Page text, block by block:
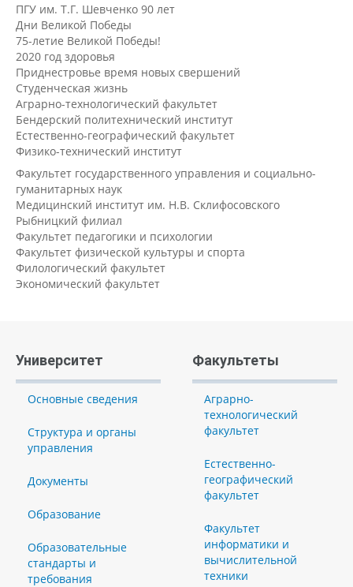
ПГУ им. Т.Г. Шевченко 90 лет
Дни Великой Победы
75-летие Великой Победы!
2020 год здоровья
Приднестровье время новых свершений
Студенческая жизнь
Аграрно-технологический факультет
Бендерский политехнический институт
Естественно-географический факультет
Физико-технический институт
Факультет государственного управления и социально-
гуманитарных наук
Медицинский институт им. Н.В. Склифосовского
Рыбницкий филиал
Факультет педагогики и психологии
Факультет физической культуры и спорта
Филологический факультет
Экономический факультет
Университет
Основные сведения
Структура и органы
управления
Документы
Образование
Образовательные
стандарты и
требования
Факультеты
Аграрно-
технологический
факультет
Естественно-
географический
факультет
Факультет
информатики и
вычислительной
техники